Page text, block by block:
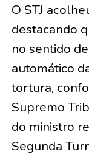
O STJ
destacando
no sentido
automático
tortura,
Supremo
do ministro
Segunda